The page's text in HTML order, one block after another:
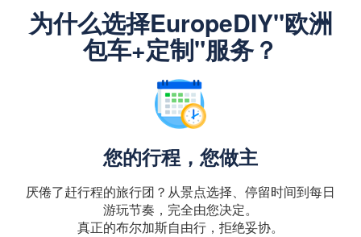
为什么选择EuropeDIY"欧洲
包车+定制"服务？
您的行程，您做主
厌倦了赶行程的旅行团？从景点选择、停留时间到每日
游玩节奏，完全由您决定。
真正的布尔加斯自由行，拒绝妥协。